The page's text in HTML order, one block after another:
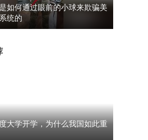
01:37
如何通过眼前的小球来欺骗美
统的
大学开学，为什么我国如此重